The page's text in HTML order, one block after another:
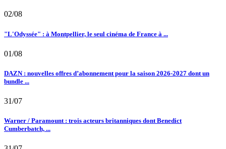
02/08
"L'Odyssée" : à Montpellier, le seul cinéma de France à ...
01/08
DAZN : nouvelles offres d’abonnement pour la saison 2026-2027 dont un
bundle ...
31/07
Warner / Paramount : trois acteurs britanniques dont Benedict
Cumberbatch, ...